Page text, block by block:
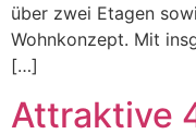
über zwei Etagen
Wohnkonzept. Mit
[…]
Attraktive